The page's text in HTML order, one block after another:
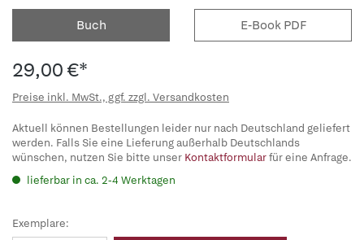
Buch E-Book PDF
29,00 €*
Preise inkl. MwSt., ggf. zzgl. Versandkosten
Aktuell können Bestellungen leider nur nach Deutschland geliefert
werden. Falls Sie eine Lieferung außerhalb Deutschlands
wünschen, nutzen Sie bitte unser Kontaktformularfür eine Anfrage.
lieferbar in ca. 2-4 Werktagen
Exemplare: